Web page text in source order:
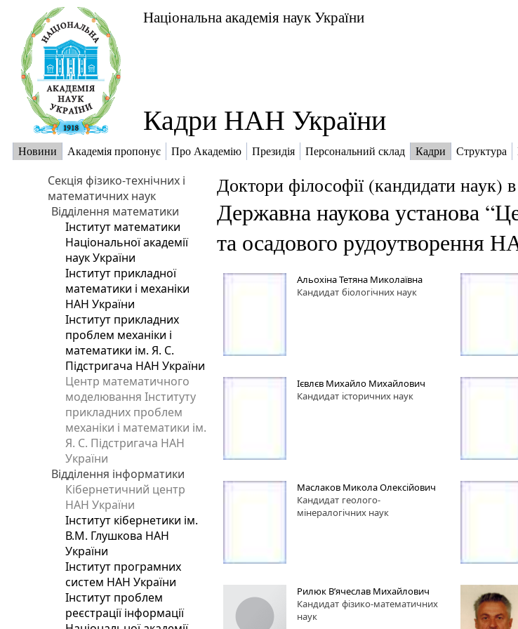
Національна академія наук України
Кадри НАН України
Новини Академія пропонує Про Академію Президія Персональний склад Кадри Структура
Секція фізико-технічних і
математичних наук
Відділення математики
Інститут математики
Національної академії
наук України
Інститут прикладної
математики і механіки
НАН України
Інститут прикладних
проблем механіки і
математики ім. Я. С.
Підстригача НАН України
Центр математичного
моделювання Інституту
прикладних проблем
механіки і математики ім.
Я. С. Підстригача НАН
України
Відділення інформатики
Кібернетичний центр
НАН України
Інститут кібернетики ім.
В.М. Глушкова НАН
України
Інститут програмних
систем НАН України
Інститут проблем
реєстрації інформації
Доктори філософії (кандидати
Державна наукова установа
та осадового рудоутворення
Альохіна Тетяна Миколаївна
Кандидат біологічних наук
Ієвлєв Михайло Михайлович
Кандидат історичних наук
Маслаков Микола Олексійович
Кандидат геолого-
мінералогічних наук
Рилюк В’ячеслав Михайлович
Кандидат фізико-математичних
наук